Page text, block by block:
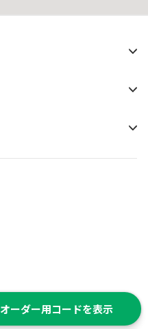
オーダー用コードを表示